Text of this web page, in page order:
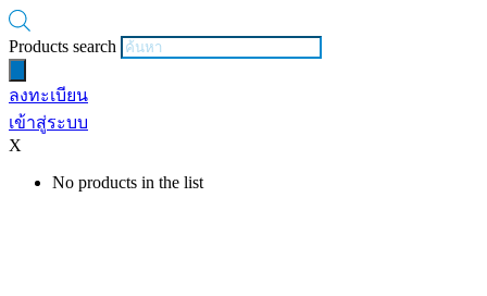
Products search
ลงทะเบียน
เข้าสู่ระบบ
X
No products in the list